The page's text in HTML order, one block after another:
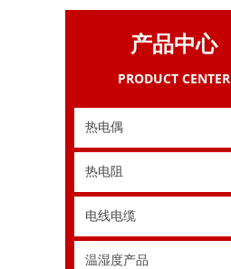
产品中心
PRODUCT CENTER
热电偶
热电阻
电线电缆
温湿度产品